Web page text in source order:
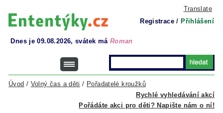
Translate
Registrace / Přihlášení
Dnes je 09.08.2026, svátek má Roman
Rychlé vyhledávání akcí
Úvod / Volný čas a děti / Pořadatelé kroužků
Pořádáte akci pro děti? Napište nám o ní!